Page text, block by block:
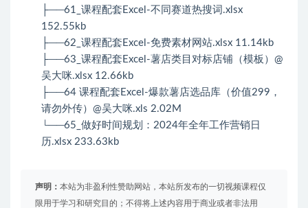
├──61_课程配套Excel-不同赛道热搜词.xlsx
152.55kb
├──62_课程配套Excel-免费素材网站.xlsx 11.14kb
├──63_课程配套Excel-薯店类目对标店铺（模板）@
吴大咪.xlsx 12.66kb
├──64 课程配套Excel-爆款薯店选品库（价值299，
请勿外传）@吴大咪.xls 2.02M
└──65_做好时间规划：2024年全年工作营销日
历.xlsx 233.63kb
声明： 本站为非盈利性赞助网站，本站所发布的一切视频课程仅
限用于学习和研究目的；不得将上述内容用于商业或者非法用